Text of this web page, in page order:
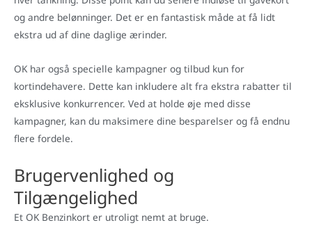
og andre belønninger. Det er en fantastisk måde at få lidt
ekstra ud af dine daglige ærinder.
OK har også specielle kampagner og tilbud kun for
kortindehavere. Dette kan inkludere alt fra ekstra rabatter til
eksklusive konkurrencer. Ved at holde øje med disse
kampagner, kan du maksimere dine besparelser og få endnu
flere fordele.
Brugervenlighed og
Tilgængelighed
Et OK Benzinkort er utroligt nemt at bruge.